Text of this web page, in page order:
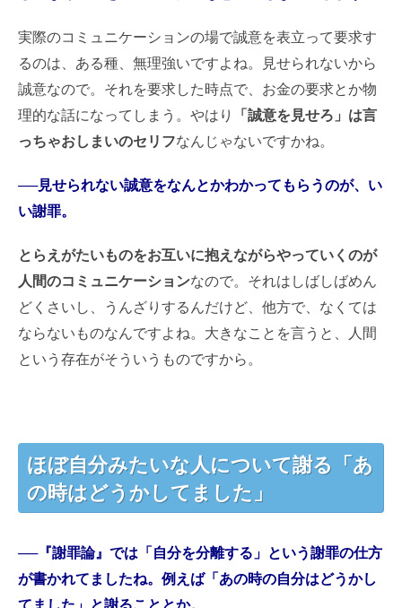
実際のコミュニケーションの場で誠意を表立って要求す
るのは、ある種、無理強いですよね。見せられないから
誠意なので。それを要求した時点で、お金の要求とか物
理的な話になってしまう。やはり
「誠意を見せろ」は言
っちゃおしまいのセリフなんじゃないですかね。
──見せられない誠意をなんとかわかってもらうのが、い
い謝罪。
とらえがたいものをお互いに抱えながらやっていくのが
人間のコミュニケーションなので。それはしばしばめん
どくさいし、うんざりするんだけど、他方で、なくては
ならないものなんですよね。大きなことを言うと、人間
という存在がそういうものですから。
ほぼ自分みたいな人について謝る「あ
の時はどうかしてました」
──『謝罪論』では「自分を分離する」という謝罪の仕方
が書かれてましたね。例えば「あの時の自分はどうかし